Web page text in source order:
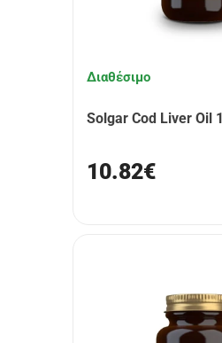
Διαθέσιμο
Solgar Cod Liver Oil
10.82€